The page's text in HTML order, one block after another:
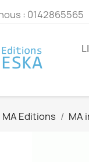
: 0142865565
MA Editions MA